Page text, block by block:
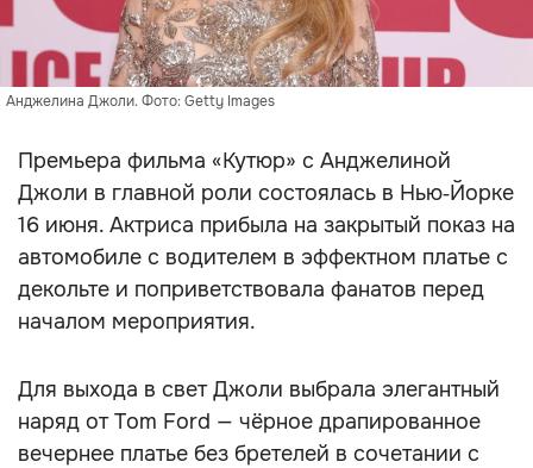
Анджелина Джоли. Фото: Getty Images
Премьера фильма «Кутюр» с Анджелиной
Джоли в главной роли состоялась в Нью‑Йорке
16 июня. Актриса прибыла на закрытый показ на
автомобиле с водителем в эффектном платье с
декольте и поприветствовала фанатов перед
началом мероприятия.
Для выхода в свет Джоли выбрала элегантный
наряд от Tom Ford — чёрное драпированное
вечернее платье без бретелей в сочетании с